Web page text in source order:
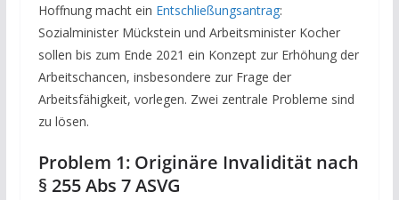
Hoffnung macht ein Entschließungsantrag:
Sozialminister Mückstein und Arbeitsminister Kocher
sollen bis zum Ende 2021 ein Konzept zur Erhöhung der
Arbeitschancen, insbesondere zur Frage der
Arbeitsfähigkeit, vorlegen. Zwei zentrale Probleme sind
zu lösen.
Problem 1: Originäre Invalidität nach
§ 255 Abs 7 ASVG